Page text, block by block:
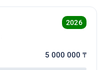
2026
5 000 000 ₸